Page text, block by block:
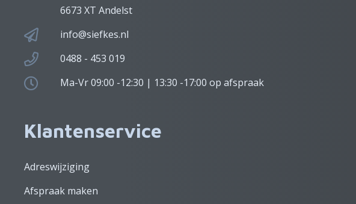
6673 XT Andelst
info@siefkes.nl
0488 - 453 019
Ma-Vr 09:00 -12:30 | 13:30 -17:00 op afspraak
Klantenservice
Adreswijziging
Afspraak maken